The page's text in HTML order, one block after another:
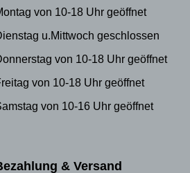
von 10-18 Uhr geöffnet
u.Mittwoch geschlossen
von 10-18 Uhr geöffnet
von 10-18 Uhr geöffnet
von 10-16 Uhr geöffnet
& Versand